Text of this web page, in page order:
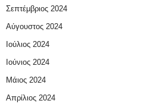
Σεπτέμβριος 2024
Αύγουστος 2024
Ιούλιος 2024
Ιούνιος 2024
Μάιος 2024
Απρίλιος 2024